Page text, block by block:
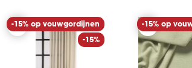
-15% op vouwgordijnen
-15%
-15% op